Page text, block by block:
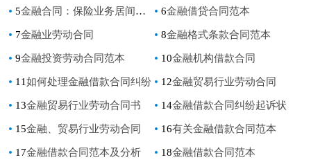
5金融合同：保险业务居间合约 6金融借贷合同范本
7金融业劳动合同 8金融格式条款合同范本
9金融投资劳动合同范本 10金融机构借款合同
11如何处理金融借款合同纠纷 12金融贸易行业劳动合同
13金融贸易行业劳动合同书 14金融借款合同纠纷起诉状
15金融、贸易行业劳动合同 16有关金融借款合同范本
17金融借款合同范本及分析 18金融借款合同范本